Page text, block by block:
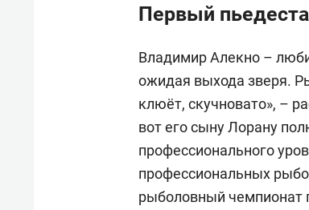
Первый
Владимир Алекно –
ожидая выхода зверя.
клюёт, скучновато», –
вот его сыну Лорану
профессионального
профессиональных
рыболовный чемпионат